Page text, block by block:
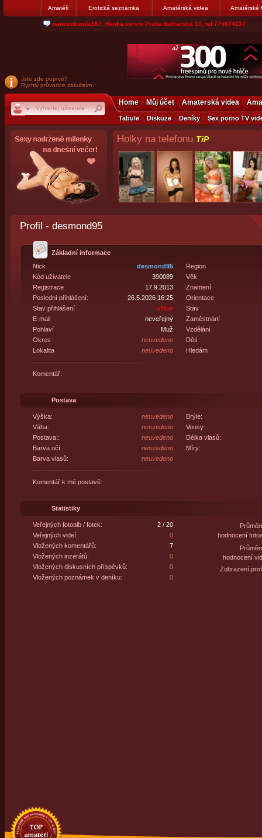
Amatéři Erotická seznamka Amatérská videa Amatérské
jjoseff: Najde se par, ktery nekdy přemýšlel o divákovi. Napiste
Jste zde poprvé?
Rychlý průvodce zákulisím
Home Můj účet Amaterská videa
Tabule Diskuze Deníky Sex porno TV
Holky na telefonu TiP
Profil - desmond95
Základní informace
Nick
desmond95
Kód uživatele
390089
Registrace
17.9.2013
Poslední přihlášení:
26.5.2026 16:25
Stav přihlášení
offline
E-mail
neveřejný
Pohlaví
Muž
Okres
neuvedeno
Lokalita
neuvedeno
Region
Věk
Znamení
Orientace
Stav
Zaměstnání
Vzdělání
Děti
Hledám
Komentář:
Postava
Výška:
neuvedeno
Váha:
neuvedeno
Postava::
neuvedeno
Barva očí:
neuvedeno
Barva vlasů:
neuvedeno
Brýle:
Vousy:
Délka vlasů:
Míry:
Komentář k mé postavě:
Statistiky
Veřejných fotoalb / fotek:
2 / 20
Veřejných videí:
0
Vložených komentářů:
7
Vložených inzerátů:
0
Vložených diskusních příspěvků:
0
Vložených poznámek v deníku:
0
hodnocení
hodnocení
Zobrazení